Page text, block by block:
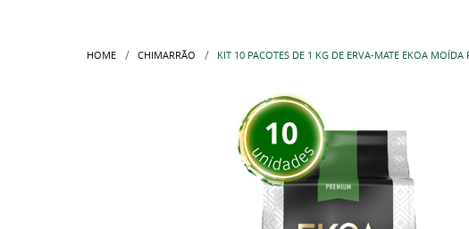
HOME CHIMARRÃO KIT 10 PACOTES DE 1 KG DE ERVA-MATE EKOA MOÍDA